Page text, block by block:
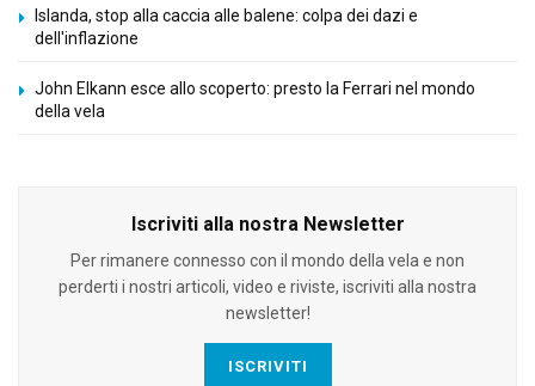
Islanda, stop alla caccia alle balene: colpa dei dazi e
dell'inflazione
John Elkann esce allo scoperto: presto la Ferrari nel mondo
della vela
Iscriviti alla nostra Newsletter
Per rimanere connesso con il mondo della vela e non
perderti i nostri articoli, video e riviste, iscriviti alla nostra
newsletter!
ISCRIVITI